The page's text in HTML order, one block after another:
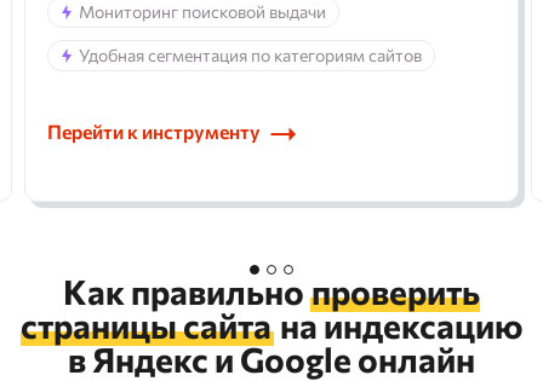
Мониторинг поисковой выдачи
Удобная сегментация по категориям сайтов
Перейти к инструменту
Как правильно проверить
страницы сайтана индексацию
в Яндекс и Google онлайн